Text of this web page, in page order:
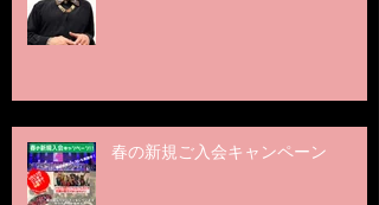
春の新規ご入会キャンペーン